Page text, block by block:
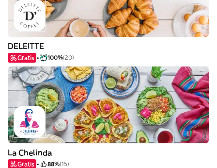
DELEITTE
Gratis 100%(20)
La Chelinda
Gratis 88%(15)